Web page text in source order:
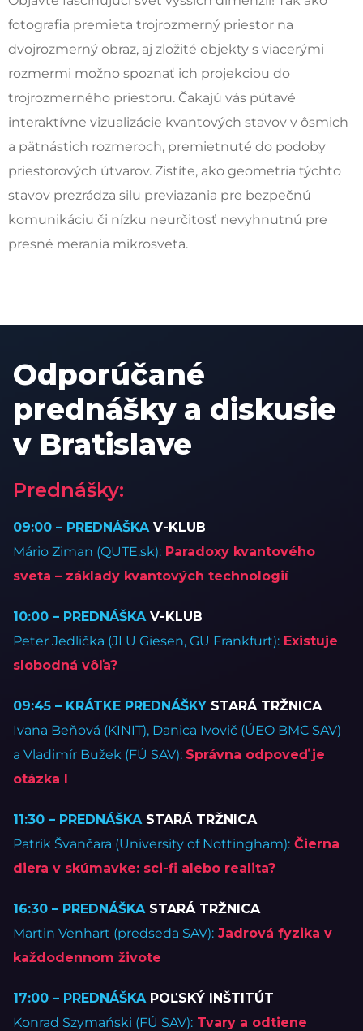
fotografia premieta trojrozmerný priestor na
dvojrozmerný obraz, aj zložité objekty s viacerými
rozmermi možno spoznať ich projekciou do
trojrozmerného priestoru. Čakajú vás pútavé
interaktívne vizualizácie kvantových stavov v ôsmich
a pätnástich rozmeroch, premietnuté do podoby
priestorových útvarov. Zistíte, ako geometria týchto
stavov prezrádza silu previazania pre bezpečnú
komunikáciu či nízku neurčitosť nevyhnutnú pre
presné merania mikrosveta.
Odporúčané
prednášky a diskusie
v Bratislave
Prednášky:
09:00 – PREDNÁŠKA V-KLUB
Mário Ziman (QUTE.sk): Paradoxy kvantového
sveta – základy kvantových technologií
10:00 – PREDNÁŠKA V-KLUB
Peter Jedlička (JLU Giesen, GU Frankfurt): Existuje
slobodná vôľa?
09:45 – KRÁTKE PREDNÁŠKY STARÁ TRŽNICA
Ivana Beňová (KINIT), Danica Ivovič (ÚEO BMC SAV)
a Vladimír Bužek (FÚ SAV): Správna odpoveď je
otázka I
11:30 – PREDNÁŠKA STARÁ TRŽNICA
Patrik Švančara (University of Nottingham): Čierna
diera v skúmavke: sci-fi alebo realita?
16:30 – PREDNÁŠKA STARÁ TRŽNICA
Martin Venhart (predseda SAV): Jadrová fyzika v
každodennom živote
17:00 – PREDNÁŠKA POĽSKÝ INŠTITÚT
Konrad Szymański (FÚ SAV): Tvary a odtiene